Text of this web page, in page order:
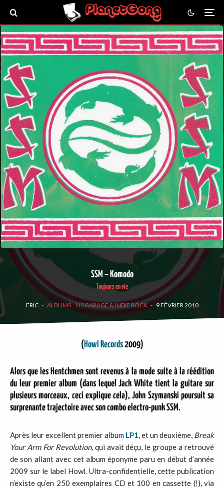
SSM – Komodo
Toujours en vie
ERIC · ALBUMS US GARAGE & INDIE ROCK · 9 FÉVRIER 2010
(Howl Records2009)
Alors que les Hentchmen sont revenus à la mode suite à la réédition
du leur premier album (dans lequel Jack White tient la guitare sur
plusieurs morceaux, ceci explique cela), John Szymanski poursuit sa
surprenante trajectoire avec son combo electro-punk SSM.
Après leur excellent premier album LP1, et un deuxième, Break
Your Arm For Revolution,qui avait déçu, le groupe a retrouvé
de son allant avec cet album éponyme paru en début d’année
2009 sur le label Howl. Ultra-confidentielle, cette publication
n’existe qu’en 250 exemplaires CD et 100 en cassette (!), via